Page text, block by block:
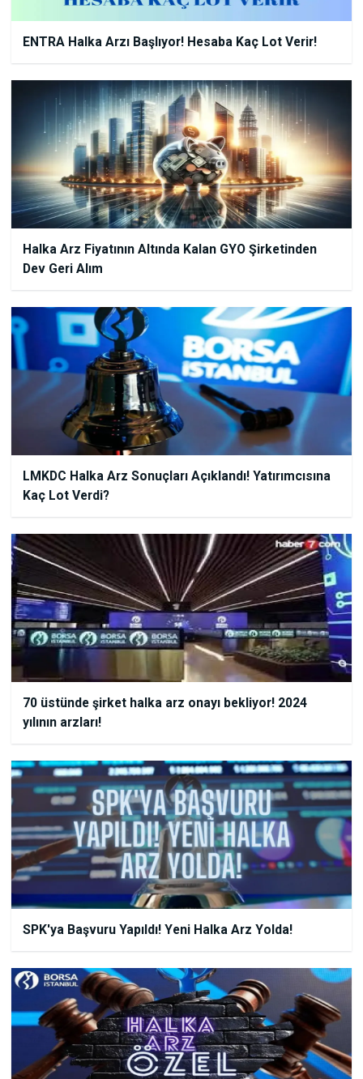
ENTRA Halka Arzı Başlıyor! Hesaba Kaç Lot Verir!
Halka Arz Fiyatının Altında Kalan GYO Şirketinden
Dev Geri Alım
LMKDC Halka Arz Sonuçları Açıklandı! Yatırımcısına
Kaç Lot Verdi?
70 üstünde şirket halka arz onayı bekliyor! 2024
yılının arzları!
SPK'ya Başvuru Yapıldı! Yeni Halka Arz Yolda!